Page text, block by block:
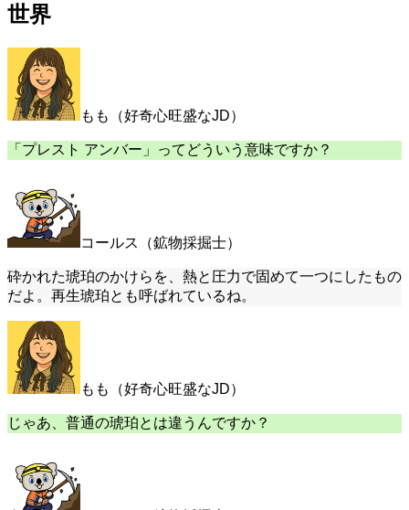
世界
もも（好奇心旺盛なJD）
「プレスト アンバー」ってどういう意味ですか？
コールス（鉱物採掘士）
砕かれた琥珀のかけらを、熱と圧力で固めて一つにしたもの
だよ。再生琥珀とも呼ばれているね。
もも（好奇心旺盛なJD）
じゃあ、普通の琥珀とは違うんですか？